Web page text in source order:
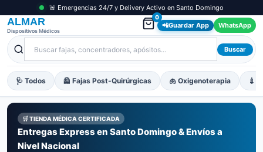
🚨 Emergencias 24/7 y Delivery Activo en Santo Domingo
ALMAR
Dispositivos Médicos
0
📲Guardar App WhatsApp
Buscar
🩺 Todos 🦺 Fajas Post-Quirúrgicas 🫁 Oxigenoterapia 💉
🛒 TIENDA MÉDICA CERTIFICADA
Entregas Express en Santo Domingo & Envíos a
Nivel Nacional